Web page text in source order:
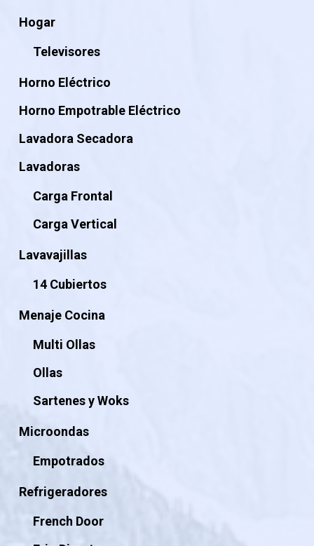
Hogar
Televisores
Horno Eléctrico
Horno Empotrable Eléctrico
Lavadora Secadora
Lavadoras
Carga Frontal
Carga Vertical
Lavavajillas
14 Cubiertos
Menaje Cocina
Multi Ollas
Ollas
Sartenes y Woks
Microondas
Empotrados
Refrigeradores
French Door